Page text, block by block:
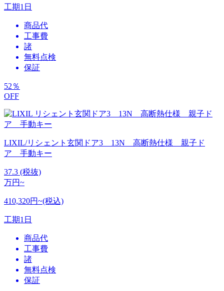
工期1日
商品代
工事費
諸
無料点検
保証
52 ％
OFF
LIXIL/リシェント玄関ドア3 13N 高断熱仕様 親子ド
ア 手動キー
37.3 (税抜)
万円~
410,320円~(税込)
工期1日
商品代
工事費
諸
無料点検
保証